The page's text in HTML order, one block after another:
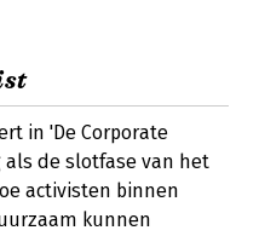
in 'De Corporate
de slotfase van het
activisten binnen
kunnen